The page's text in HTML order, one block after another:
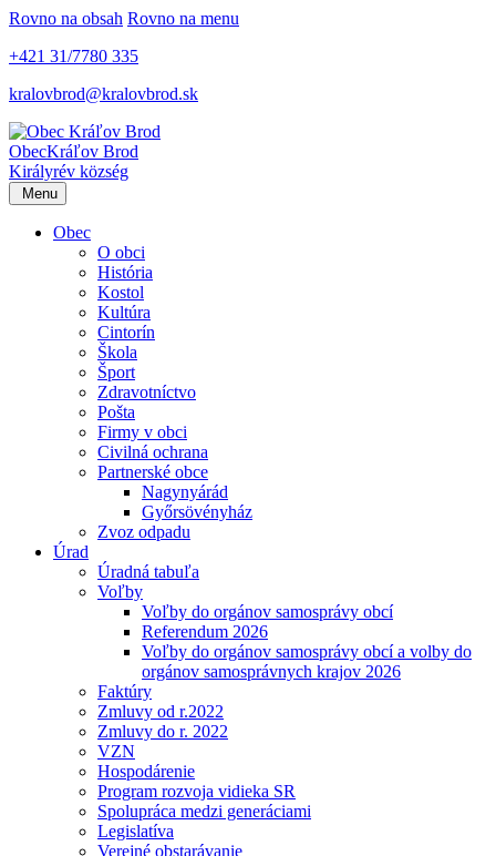
Rovno na obsah Rovno na menu
+421 31/7780 335
kralovbrod@kralovbrod.sk
ObecKráľov Brod
Királyrév község
Menu
Obec
O obci
História
Kostol
Kultúra
Cintorín
Škola
Šport
Zdravotníctvo
Pošta
Firmy v obci
Civilná ochrana
Partnerské obce
Nagynyárád
Győrsövényház
Zvoz odpadu
Úrad
Úradná tabuľa
Voľby
Voľby do orgánov samosprávy obcí
Referendum 2026
Voľby do orgánov samosprávy obcí a volby do
orgánov samosprávnych krajov 2026
Faktúry
Zmluvy od r.2022
Zmluvy do r. 2022
VZN
Hospodárenie
Program rozvoja vidieka SR
Spolupráca medzi generáciami
Legislatíva
Verejné obstarávanie